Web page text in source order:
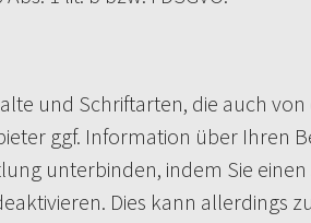
und Schriftarten, die auch
ggf. Information über Ihren
unterbinden, indem Sie
Dies kann allerdings